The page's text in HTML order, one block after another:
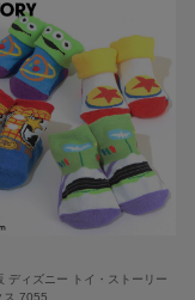
ディズニー トイ・ストーリー
ス 7055